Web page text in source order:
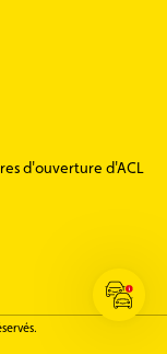
d'ouverture d'ACL
Ouvrir